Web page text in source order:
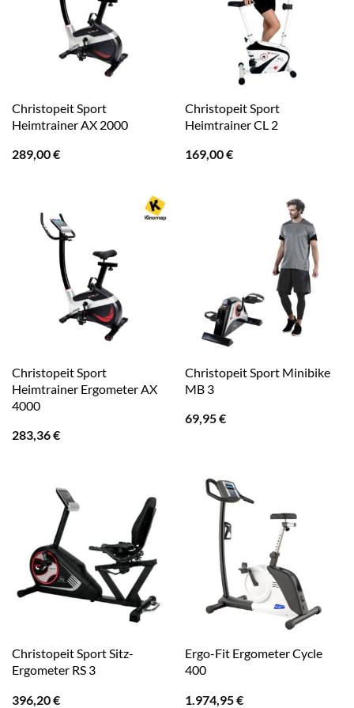
Christopeit Sport
Heimtrainer AX 2000
289,00€
Christopeit Sport
Heimtrainer CL 2
169,00€
Christopeit Sport
Heimtrainer Ergometer AX
4000
283,36€
Christopeit Sport Minibike
MB 3
69,95€
Christopeit Sport Sitz-
Ergometer RS 3
396,20€
Ergo-Fit Ergometer Cycle
400
1.974,95€